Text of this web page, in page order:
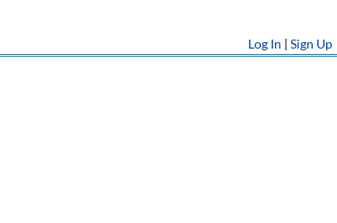
Log In | Sign Up